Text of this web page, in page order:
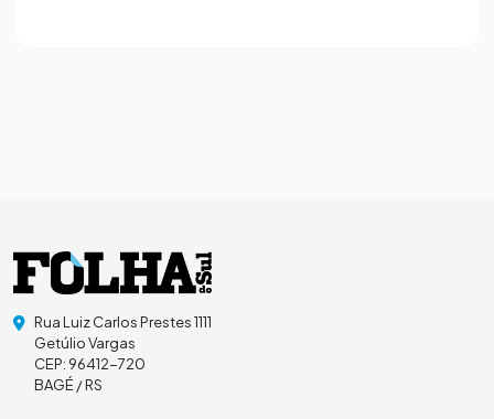
Rua Luiz Carlos Prestes 1111
Getúlio Vargas
CEP: 96412-720
BAGÉ / RS